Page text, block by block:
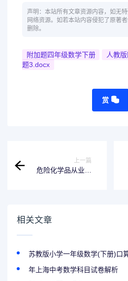
声明：本站所有文章资源内容，如无
网络资源。如若本站内容侵犯了原著
删除。
附加题四年级数学下册
人教
题3.docx
赏
上一篇
危险化学品从业人
相关文章
苏教版小学一年级数学(下册)口
年上海中考数学科目试卷解析